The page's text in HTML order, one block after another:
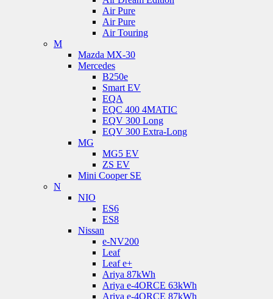
Air Pure
Air Pure
Air Touring
M
Mazda MX-30
Mercedes
B250e
Smart EV
EQA
EQC 400 4MATIC
EQV 300 Long
EQV 300 Extra-Long
MG
MG5 EV
ZS EV
Mini Cooper SE
N
NIO
ES6
ES8
Nissan
e-NV200
Leaf
Leaf e+
Ariya 87kWh
Ariya e-4ORCE 63kWh
Ariya e-4ORCE 87kWh